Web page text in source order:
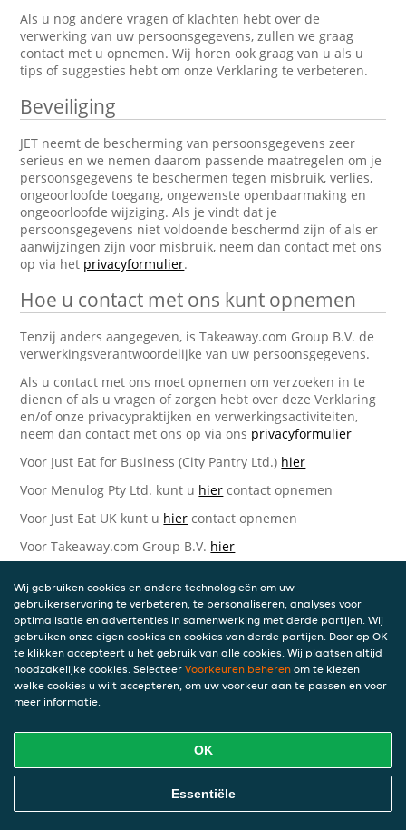
Als u nog andere vragen of klachten hebt over de
verwerking van uw persoonsgegevens, zullen we graag
contact met u opnemen. Wij horen ook graag van u als u
tips of suggesties hebt om onze Verklaring te verbeteren.
Beveiliging
JET neemt de bescherming van persoonsgegevens zeer
serieus en we nemen daarom passende maatregelen om je
persoonsgegevens te beschermen tegen misbruik, verlies,
ongeoorloofde toegang, ongewenste openbaarmaking en
ongeoorloofde wijziging. Als je vindt dat je
persoonsgegevens niet voldoende beschermd zijn of als er
aanwijzingen zijn voor misbruik, neem dan contact met ons
op via het privacyformulier.
Hoe u contact met ons kunt opnemen
Tenzij anders aangegeven, is Takeaway.com Group B.V. de
verwerkingsverantwoordelijke van uw persoonsgegevens.
Als u contact met ons moet opnemen om verzoeken in te
dienen of als u vragen of zorgen hebt over deze Verklaring
en/of onze privacypraktijken en verwerkingsactiviteiten,
neem dan contact met ons op via ons privacyformulier
Voor Just Eat for Business (City Pantry Ltd.) hier
Voor Menulog Pty Ltd. kunt u hier contact opnemen
Voor Just Eat UK kunt u hier contact opnemen
Voor Takeaway.com Group B.V. hier
Takeaway.com Group B.V.
Piet Heinkade 61
1019 GM Amsterdam
Nederland
Bijgewerkte versies van deze
Wij kunnen deze Verklaring van tijd tot tijd bijwerken als
reactie op veranderende juridische, technische of zakelijke
ontwikkelingen. Wanneer wij onze Privacyverklaring
bijwerken, zullen wij passende maatregelen nemen om u
Wij gebruiken cookies en andere technologieën om uw
gebruikerservaring te verbeteren, te personaliseren, analyses voor
optimalisatie en advertenties in samenwerking met derde partijen. Wij
gebruiken onze eigen cookies en cookies van derde partijen. Door op OK
te klikken accepteert u het gebruik van alle cookies. Wij plaatsen altijd
noodzakelijke cookies. Selecteer Voorkeuren beheren om te kiezen
welke cookies u wilt accepteren, om uw voorkeur aan te passen en voor
meer informatie.
OK
Essentiële